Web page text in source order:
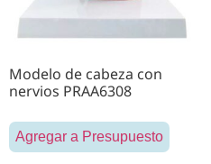
Modelo de cabeza con
nervios PRAA6308
Agregar a Presupuesto